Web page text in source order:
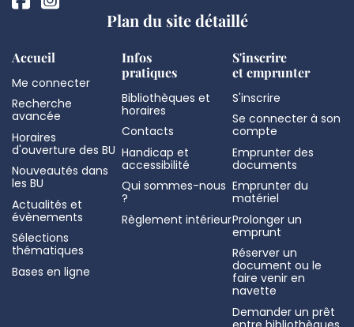
Plan du site détaillé
Accueil
Me connecter
Recherche
avancée
Horaires
d'ouverture des BU
Nouveautés dans
les BU
Actualités et
évènements
Sélections
thématiques
Bases en ligne
Infos
pratiques
Bibliothèques et
horaires
Contacts
Handicap et
accessibilité
Qui sommes-nous
?
Règlement intérieur
S'inscrire
et emprunter
S'inscrire
Se connecter à son
compte
Emprunter des
documents
Emprunter du
matériel
Prolonger un
emprunt
Réserver un
document ou le
faire venir en
navette
Demander un prêt